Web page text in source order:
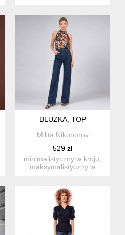
BLUZKA, TOP
Milita Nikonorov
529 zł
minimalistyczny w kroju,
maksymalistyczny w